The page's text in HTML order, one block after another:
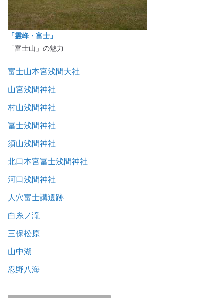
「霊峰・富士」
「富士山」の魅力
富士山本宮浅間大社
山宮浅間神社
村山浅間神社
冨士浅間神社
須山浅間神社
北口本宮冨士浅間神社
河口浅間神社
人穴富士講遺跡
白糸ノ滝
三保松原
山中湖
忍野八海